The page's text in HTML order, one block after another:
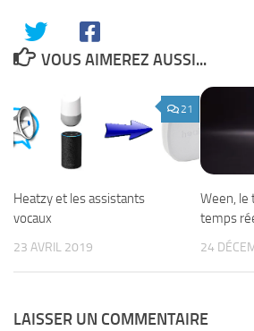
VOUS AIMEREZ AUSSI...
21
Heatzy et les assistants
vocaux
23 AVRIL 2019
Ween, le
temps
24
LAISSER UN COMMENTAIRE